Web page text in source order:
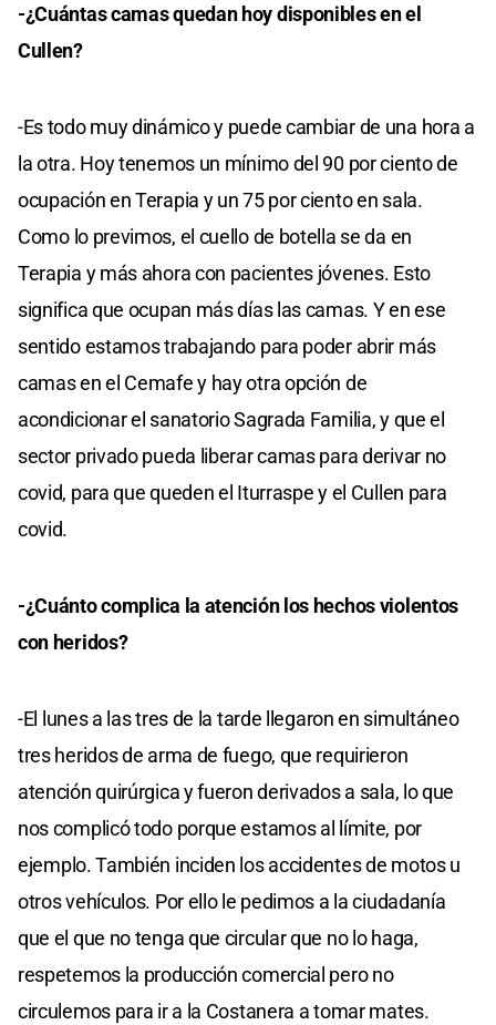
-¿Cuántas camas quedan hoy disponibles en el
Cullen?
-Es todo muy dinámico y puede cambiar de una hora a
la otra. Hoy tenemos un mínimo del 90 por ciento de
ocupación en Terapia y un 75 por ciento en sala.
Como lo previmos, el cuello de botella se da en
Terapia y más ahora con pacientes jóvenes. Esto
significa que ocupan más días las camas. Y en ese
sentido estamos trabajando para poder abrir más
camas en el Cemafe y hay otra opción de
acondicionar el sanatorio Sagrada Familia, y que el
sector privado pueda liberar camas para derivar no
covid, para que queden el Iturraspe y el Cullen para
covid.
-¿Cuánto complica la atención los hechos violentos
con heridos?
-El lunes a las tres de la tarde llegaron en simultáneo
tres heridos de arma de fuego, que requirieron
atención quirúrgica y fueron derivados a sala, lo que
nos complicó todo porque estamos al límite, por
ejemplo. También inciden los accidentes de motos u
otros vehículos. Por ello le pedimos a la ciudadanía
que el que no tenga que circular que no lo haga,
respetemos la producción comercial pero no
circulemos para ir a la Costanera a tomar mates.